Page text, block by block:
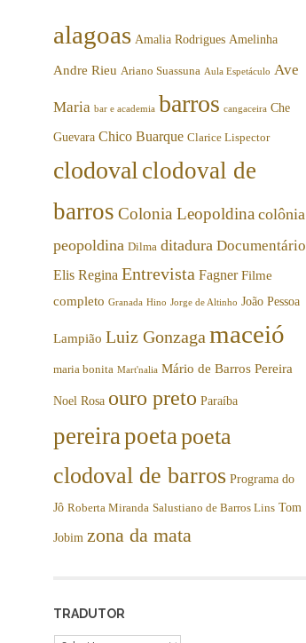
alagoas Amalia Rodrigues Amelinha
Andre Rieu Ariano Suassuna Aula Espetáculo Ave
Maria bar e academia barros cangaceira Che
Guevara Chico Buarque Clarice Lispector
clodoval clodoval de
barros Colonia Leopoldina colônia
peopoldina Dilma ditadura Documentário
Elis Regina Entrevista Fagner Filme
completo Granada Hino Jorge de Altinho João Pessoa
Lampião Luiz Gonzaga maceió
maria bonita Mart'nalia Mário de Barros Pereira
Noel Rosa ouro preto Paraíba
pereira poeta poeta
clodoval de barros Programa do
Jô Roberta Miranda Salustiano de Barros Lins Tom
Jobim zona da mata
TRADUTOR